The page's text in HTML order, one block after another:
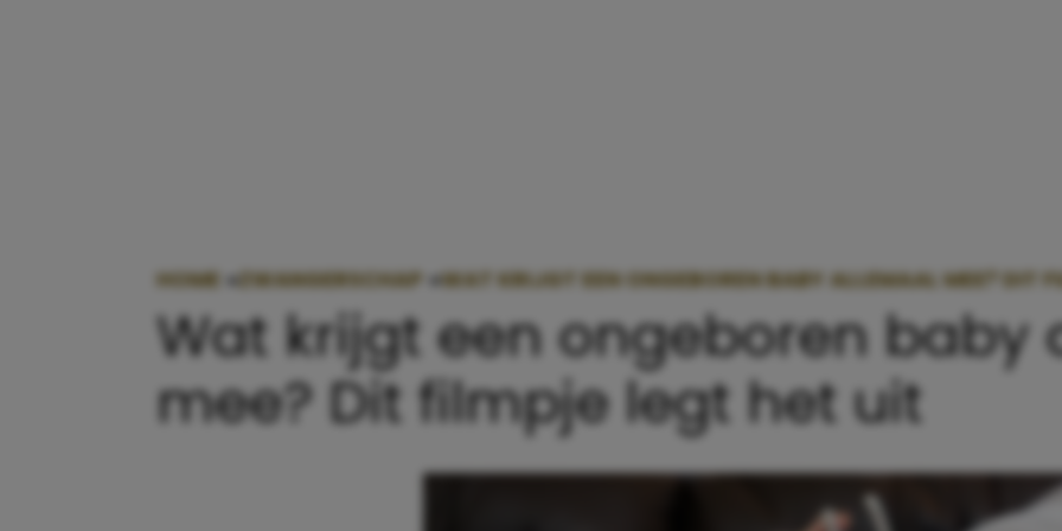
HOME »ZWANGERSCHAP »WAT KRIJGT EEN ONGEBOREN BABY ALLEMAAL MEE? DIT
Wat krijgt een ongeboren baby
mee? Dit filmpje legt het uit